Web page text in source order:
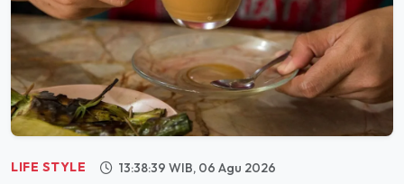
LIFE STYLE 13:38:39 WIB, 06 Agu 2026